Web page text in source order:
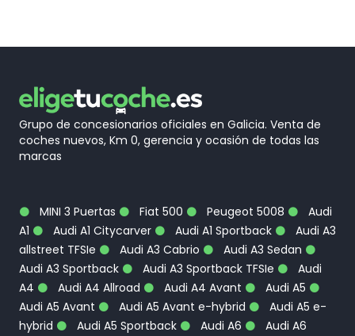
Grupo de concesionarios oficiales en Galicia. Venta de
coches nuevos, Km 0, gerencia y ocasión de todas las
marcas
MINI 3 Puertas Fiat 500 Peugeot 5008
Audi
A1
Audi A1 Citycarver Audi A1 Sportback
Audi A3
allstreet TFSIe
Audi A3 Cabrio
Audi A3 Sedan
Audi A3 Sportback
Audi A3 Sportback TFSIe
Audi
A4
Audi A4 Allroad Audi A4 Avant
Audi A5
Audi A5 Avant
Audi A5 Avant e-hybrid
Audi A5 e-
hybrid
Audi A5 Sportback Audi A6
Audi A6